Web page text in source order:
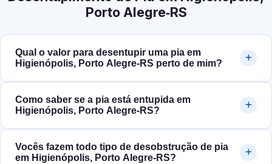
Porto Alegre‑RS
Qual o valor para desentupir uma pia em
Higienópolis, Porto Alegre‑RS perto de mim?
Como saber se a pia está entupida em
Higienópolis, Porto Alegre‑RS?
Vocês fazem todo tipo de desobstrução de pia
em Higienópolis, Porto Alegre‑RS?